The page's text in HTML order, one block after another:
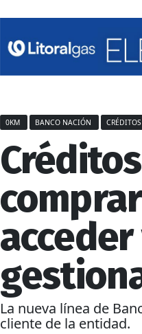
0KM BANCO NACIÓN CRÉDITOS
La nueva línea de
cliente de la entidad.